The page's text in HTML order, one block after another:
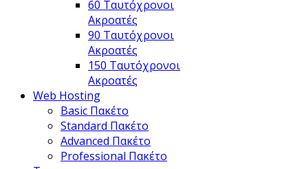
60 Ταυτόχρονοι
Ακροατές
90 Ταυτόχρονοι
Ακροατές
150 Ταυτόχρονοι
Ακροατές
Web Hosting
Basic Πακέτο
Standard Πακέτο
Advanced Πακέτο
Professional Πακέτο